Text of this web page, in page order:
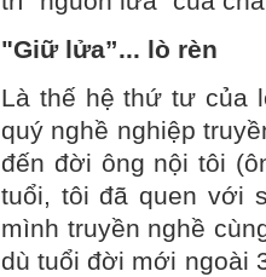
"Giữ lửa”... lò rèn
Là thế hệ thứ tư của
quý nghề nghiệp
đến đời ông nội tôi
tuổi, tôi đã quen với
mình truyền nghề
dù tuổi đời mới ngoài